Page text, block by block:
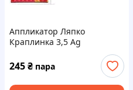
Аппликатор Ляпко
Краплинка 3,5 Ag
245₴ пара